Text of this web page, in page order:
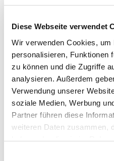
Diese Webseite verwendet
Wir verwenden Cookies, um
personalisieren, Funktionen
zu können und die Zugriffe
analysieren. Außerdem
Verwendung unserer
soziale Medien, Werbung
Partner führen diese
weiteren Daten zusammen,
haben oder die sie im
disposent d’un
Grâce à un cycle de
adapté et à un
mesure, vos jeans
parfaite, même après le
Il n’est pas vraiment